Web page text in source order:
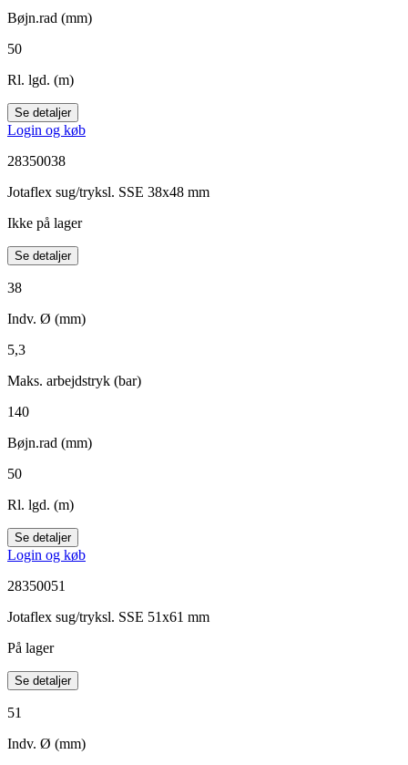
Bøjn.rad (mm)
50
Rl. lgd. (m)
Se detaljer
Login og køb
28350038
Jotaflex sug/tryksl. SSE 38x48 mm
Ikke på lager
Se detaljer
38
Indv. Ø (mm)
5,3
Maks. arbejdstryk (bar)
140
Bøjn.rad (mm)
50
Rl. lgd. (m)
Se detaljer
Login og køb
28350051
Jotaflex sug/tryksl. SSE 51x61 mm
På lager
Se detaljer
51
Indv. Ø (mm)